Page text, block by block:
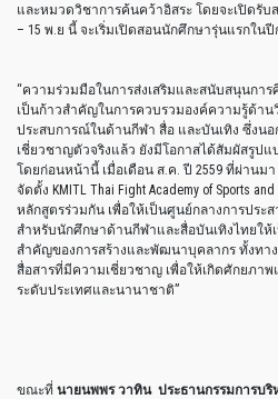
และหมวดวิชาการค้นคว้าอิสระ โดยจะเปิดรับ
– 15 พ.ย นี้ จะเริ่มเปิดสอนนักศึกษารุ่นแรกในปี
“ความร่วมมือในการส่งเสริมและสนับสนุนกา
เป็นก้าวสำคัญในการควบรวมองค์ความรู้ด้าน
ประสบการณ์ในด้านกีฬา สื่อ และบันเทิง ซึ่งน
เชี่ยวชาญตัวจริงแล้ว ยังมีโอกาสได้สัมผัสรูป
โดยก่อนหน้านี้ เมื่อเดือน ส.ค. ปี 2559 ที่ผ่านม
จัดตั้ง KMITL Thai Fight Academy of Sports
หลักสูตรร่วมกัน เพื่อให้เป็นศูนย์กลางการประ
สำหรับนักศึกษาด้านกีฬาและสื่อบันเทิงไทยให้เ
สำคัญของการสร้างและพัฒนาบุคลากร ทั้งทา
สื่อสารที่มีความเชี่ยวชาญ เพื่อให้เกิดศักยภา
ระดับประเทศและนานาชาติ”
ขณะที่ นายนพพร วาทิน ประธานกรรมการบ